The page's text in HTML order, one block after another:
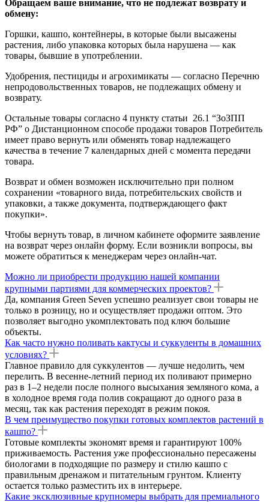
Обращаем ваше внимание, что не подлежат возврату и
обмену:
Горшки, кашпо, контейнеры, в которые были высажены
растения, либо упаковка которых была нарушена — как
товары, бывшие в употреблении.
Удобрения, пестициды и агрохимикаты — согласно Перечню
непродовольственных товаров, не подлежащих обмену и
возврату.
Остальные товары согласно 4 пункту статьи 26.1 “ЗоЗПП
РФ” о Дистанционном способе продажи товаров Потребитель
имеет право вернуть или обменять товар надлежащего
качества в течение 7 календарных дней с момента передачи
товара.
Возврат и обмен возможен исключительно при полном
сохранении «товарного вида, потребительских свойств и
упаковки, а также документа, подтверждающего факт
покупки».
Чтобы вернуть товар, в личном кабинете оформите заявление
на возврат через онлайн форму. Если возникли вопросы, вы
можете обратиться к менеджерам через онлайн-чат.
Можно ли приобрести продукцию нашей компании
крупными партиями для коммерческих проектов?
Да, компания Green Seven успешно реализует свои товары не
только в розницу, но и осуществляет продажи оптом. Это
позволяет выгодно укомплектовать под ключ большие
объекты.
Как часто нужно поливать кактусы и суккуленты в домашних
условиях?
Главное правило для суккулентов — лучше недолить, чем
перелить. В весенне-летний период их поливают примерно
раз в 1–2 недели после полного высыхания земляного кома, а
в холодное время года полив сокращают до одного раза в
месяц, так как растения переходят в режим покоя.
В чем преимущество покупки готовых комплектов растений в
кашпо?
Готовые комплекты экономят время и гарантируют 100%
приживаемость. Растения уже профессионально пересажены
биологами в подходящие по размеру и стилю кашпо с
правильным дренажом и питательным грунтом. Клиенту
остается только разместить их в интерьере.
Какие эксклюзивные крупномеры выбрать для премиального